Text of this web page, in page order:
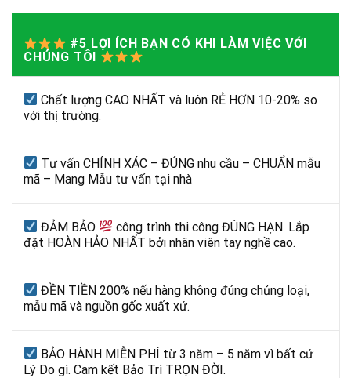
#5 LỢI ÍCH BẠN CÓ KHI LÀM VIỆC VỚI
CHÚNG TÔI
Chất lượng CAO NHẤT và luôn RẺ HƠN 10-20% so
với thị trường.
Tư vấn CHÍNH XÁC – ĐÚNG nhu cầu – CHUẨN mẫu
mã – Mang Mẫu tư vấn tại nhà
ĐẢM BẢO
công trình thi công ĐÚNG HẠN. Lắp
đặt HOÀN HẢO NHẤT bởi nhân viên tay nghề cao.
ĐỀN TIỀN 200% nếu hàng không đúng chủng loại,
mẫu mã và nguồn gốc xuất xứ.
BẢO HÀNH MIỄN PHÍ từ 3 năm – 5 năm vì bất cứ
Lý Do gì. Cam kết Bảo Trì TRỌN ĐỜI.